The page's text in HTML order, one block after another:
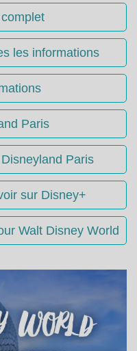
les informations
Paris
Paris
sur Disney+
Walt Disney World